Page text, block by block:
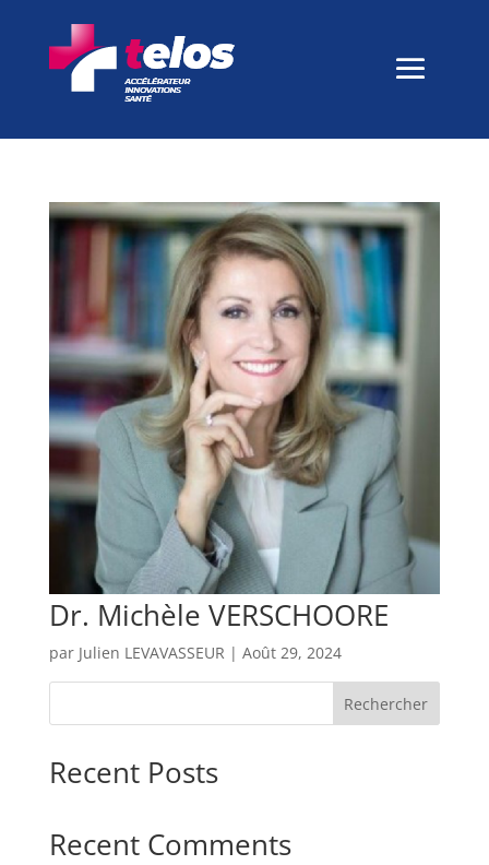
Dr. Michèle VERSCHOORE
par Julien LEVAVASSEUR | Août 29, 2024
Rechercher
Recent Posts
Recent Comments